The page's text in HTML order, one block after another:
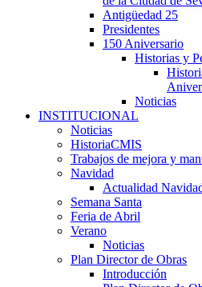
Antigüedad 25
Presidentes
150 Aniversario
Historias y
Noticias
INSTITUCIONAL
Noticias
HistoriaCMIS
Trabajos de mejora y
Navidad
Actualidad
Semana Santa
Feria de Abril
Verano
Noticias
Plan Director de Obras
Introducción